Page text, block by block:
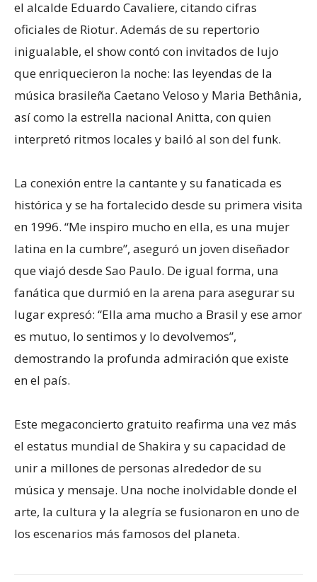
el alcalde Eduardo Cavaliere, citando cifras
oficiales de Riotur. Además de su repertorio
inigualable, el show contó con invitados de lujo
que enriquecieron la noche: las leyendas de la
música brasileña Caetano Veloso y Maria Bethânia,
así como la estrella nacional Anitta, con quien
interpretó ritmos locales y bailó al son del funk.
La conexión entre la cantante y su fanaticada es
histórica y se ha fortalecido desde su primera visita
en 1996. “Me inspiro mucho en ella, es una mujer
latina en la cumbre”, aseguró un joven diseñador
que viajó desde Sao Paulo. De igual forma, una
fanática que durmió en la arena para asegurar su
lugar expresó: “Ella ama mucho a Brasil y ese amor
es mutuo, lo sentimos y lo devolvemos”,
demostrando la profunda admiración que existe
en el país.
Este megaconcierto gratuito reafirma una vez más
el estatus mundial de Shakira y su capacidad de
unir a millones de personas alrededor de su
música y mensaje. Una noche inolvidable donde el
arte, la cultura y la alegría se fusionaron en uno de
los escenarios más famosos del planeta.